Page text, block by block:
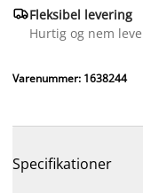
Fleksibel levering
Hurtig og nem
Varenummer: 1638244
Specifikationer